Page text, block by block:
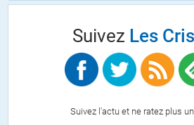
Suivez Les
Suivez l'actu et ne ratez plus